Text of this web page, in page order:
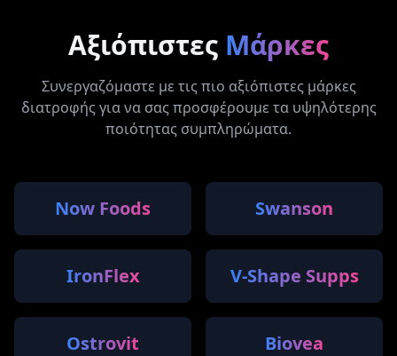
Αξιόπιστες Μάρκες
Συνεργαζόμαστε με τις πιο αξιόπιστες μάρκες
διατροφής για να σας προσφέρουμε τα υψηλότερης
ποιότητας συμπληρώματα.
Now Foods Swanson
IronFlex V-Shape Supps
Ostrovit Biovea